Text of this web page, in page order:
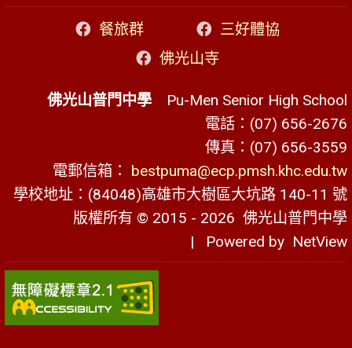
餐旅群
三好體協
佛光山寺
佛光山普門中學 Pu-Men Senior High School
電話：(07) 656-2676
傳真：(07) 656-3559
電郵信箱： bestpuma@ecp.pmsh.khc.edu.tw
學校地址：(84048)高雄市大樹區大坑路 140-11 號
版權所有 © 2015 - 2026 佛光山普門中學
| Powered by NetView